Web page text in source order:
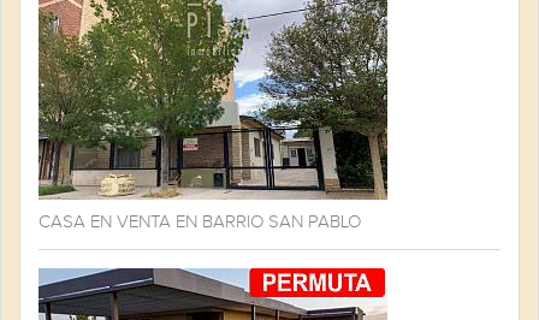
CASA EN VENTA EN BARRIO SAN PABLO